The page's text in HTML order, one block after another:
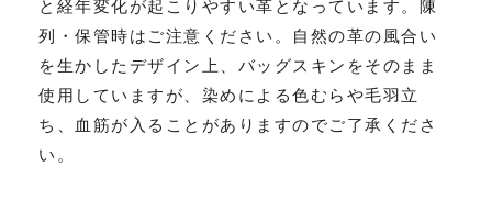
と経年変化が起こりやすい革となっています。陳
列・保管時はご注意ください。自然の革の風合い
を生かしたデザイン上、バッグスキンをそのまま
使用していますが、染めによる色むらや毛羽立
ち、血筋が入ることがありますのでご了承くださ
い。